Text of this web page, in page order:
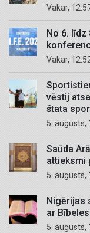
Vakar,
No 6.
Vakar,
vēstij
štata
5.
Saūda
attieksmi
5.
Nigērijas
ar
5. augusts,